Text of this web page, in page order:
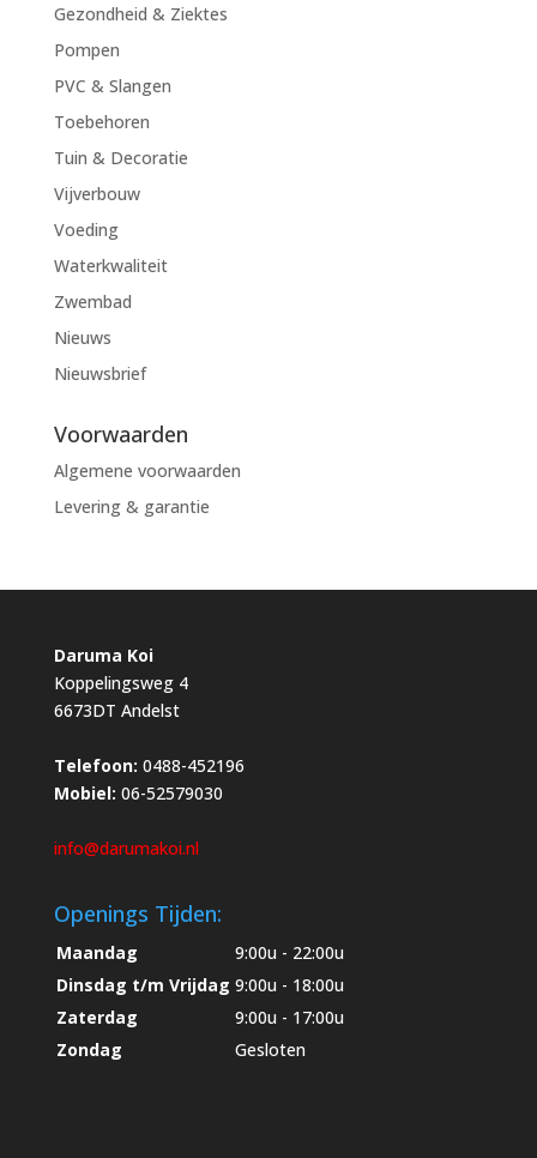
Gezondheid & Ziektes
Pompen
PVC & Slangen
Toebehoren
Tuin & Decoratie
Vijverbouw
Voeding
Waterkwaliteit
Zwembad
Nieuws
Nieuwsbrief
Voorwaarden
Algemene voorwaarden
Levering & garantie
Daruma Koi
Koppelingsweg 4
6673DT Andelst
Telefoon: 0488-452196
Mobiel: 06-52579030
info@darumakoi.nl
Openings Tijden:
Maandag
9:00u - 22:00u
Dinsdag t/m Vrijdag 9:00u - 18:00u
Zaterdag
9:00u - 17:00u
Zondag
Gesloten